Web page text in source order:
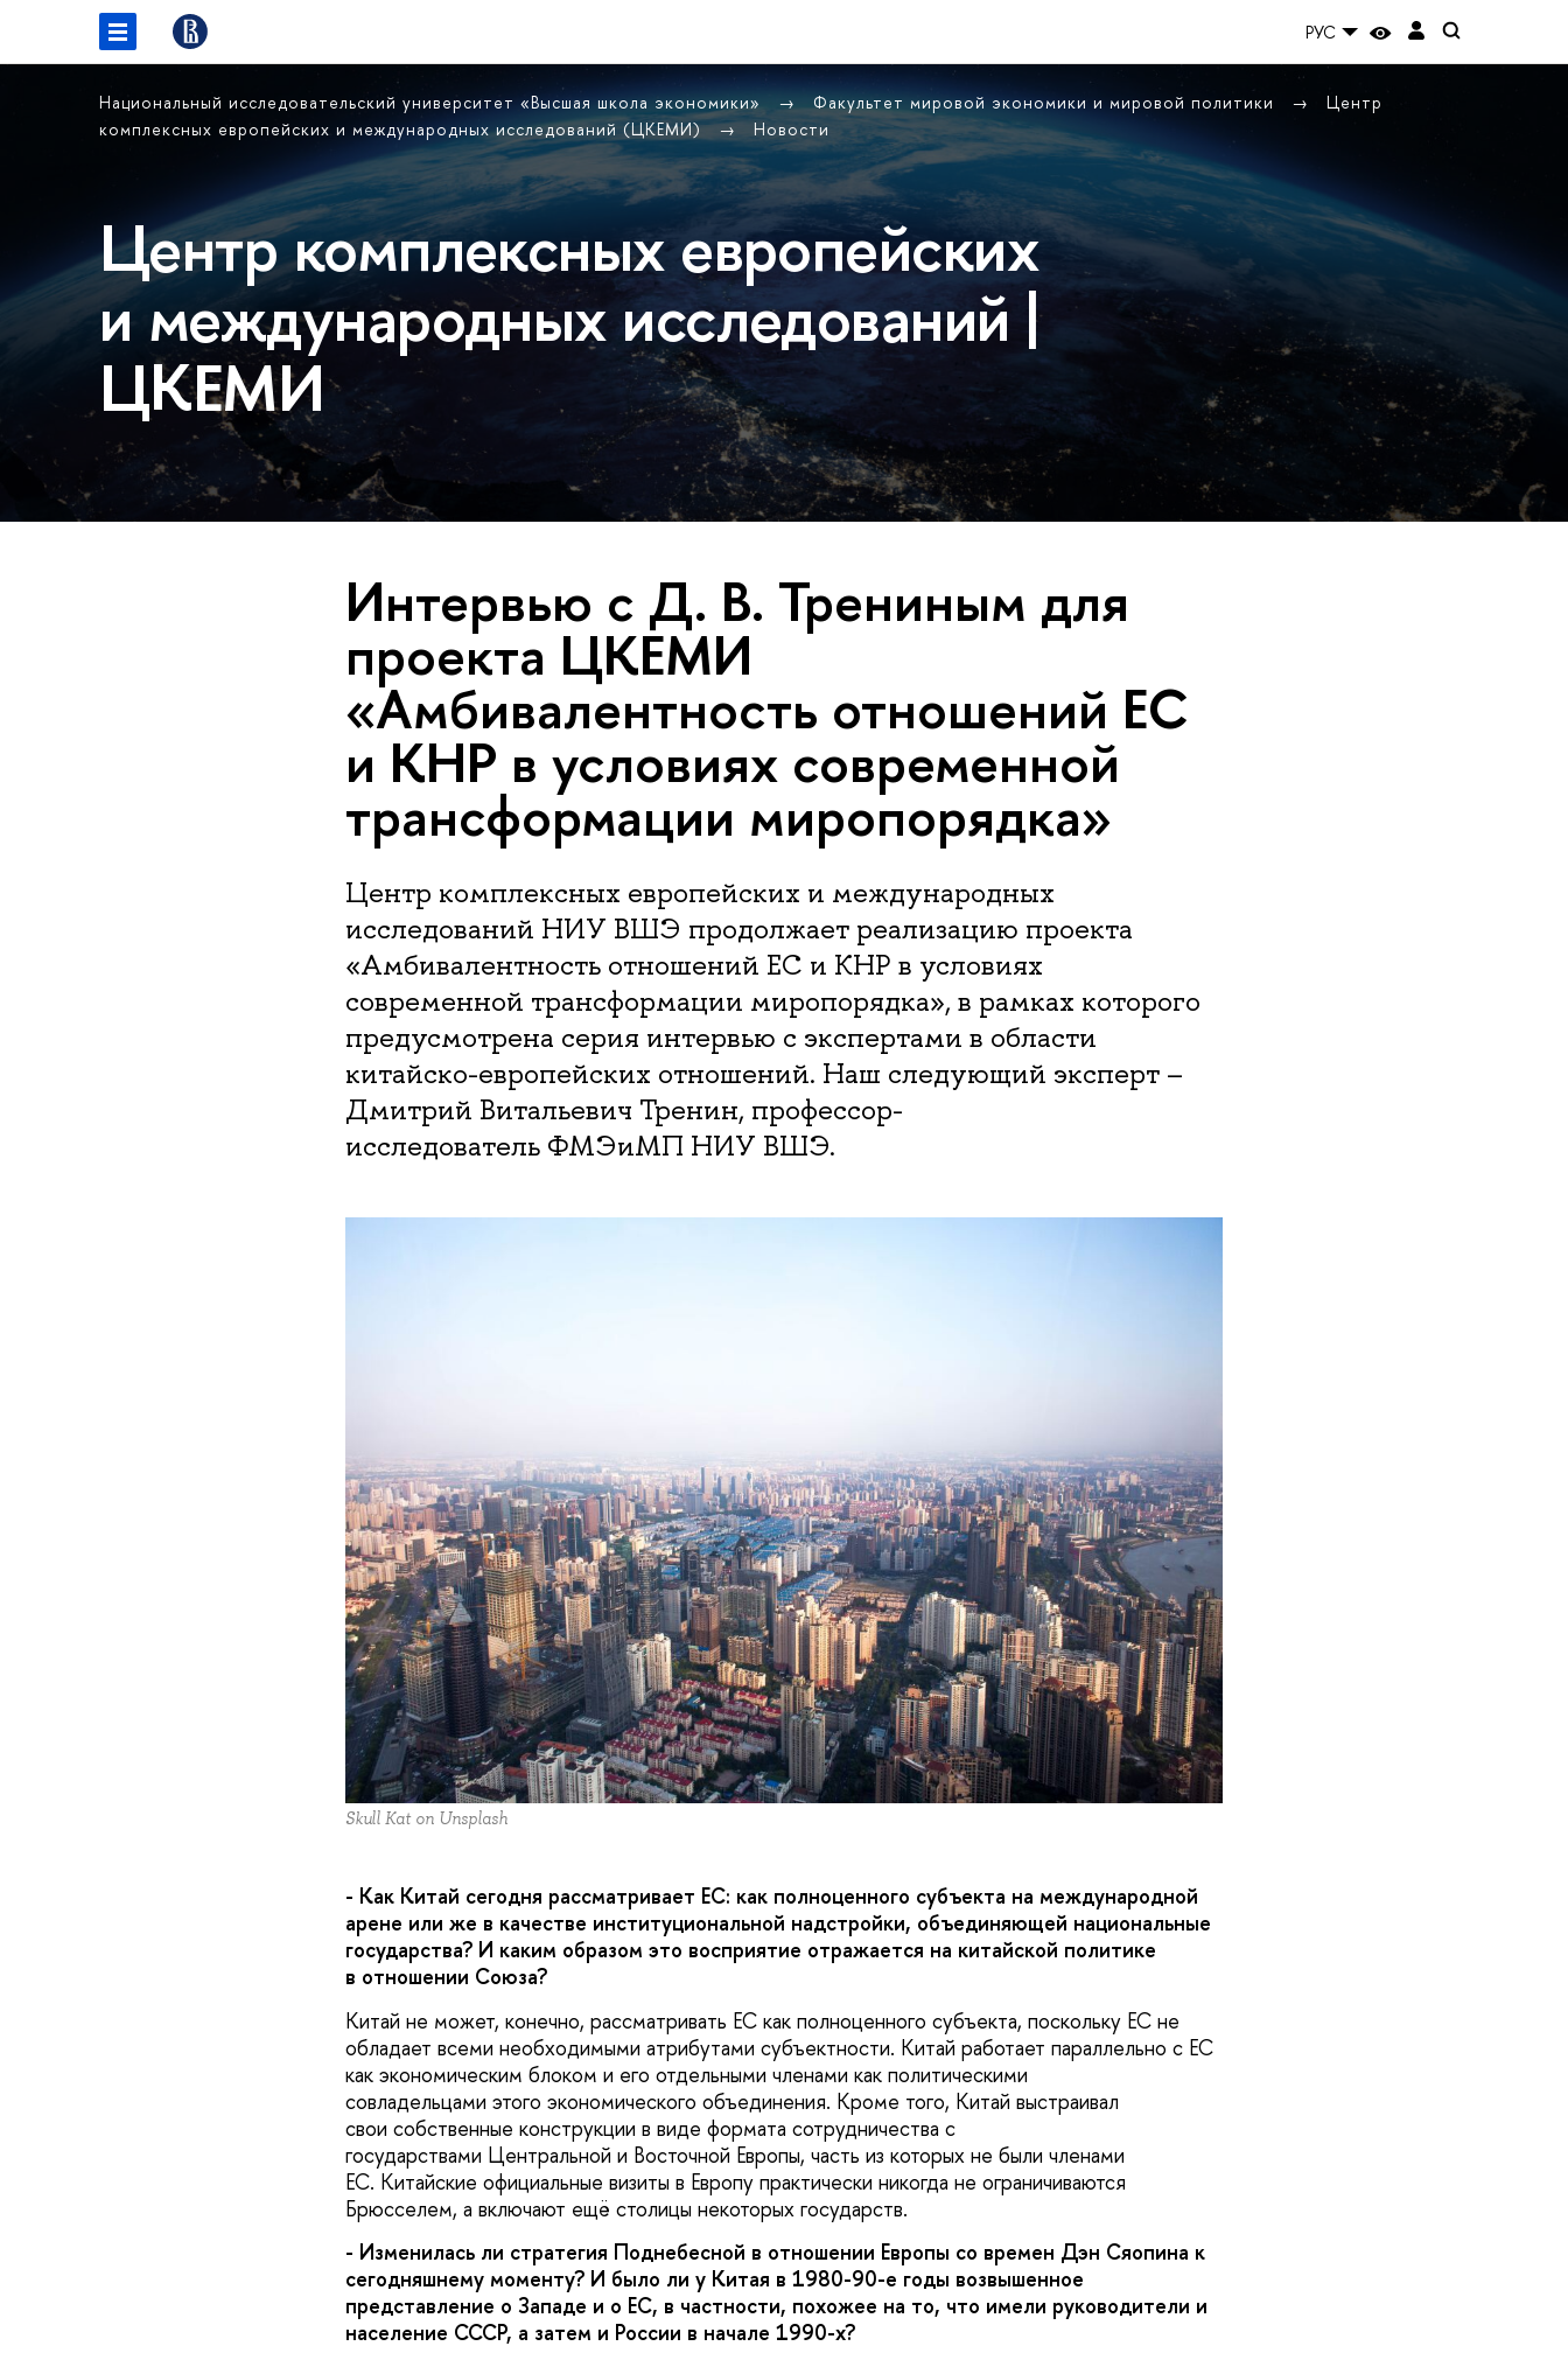
РУС
Национальный исследовательский университет «Высшая школа экономики» Факультет мировой экономики и мировой политики
Центр
комплексных европейских и международных исследований (ЦКЕМИ)
Новости
Центр комплексных европейских
и международных исследований |
ЦКЕМИ
Интервью с Д. В. Трениным для
проекта ЦКЕМИ
«Амбивалентность отношений ЕС
и КНР в условиях современной
трансформации миропорядка»
Центр комплексных европейских и международных
исследований НИУ ВШЭ продолжает реализацию проекта
«Амбивалентность отношений ЕС и КНР в условиях
современной трансформации миропорядка», в рамках которого
предусмотрена серия интервью с экспертами в области
китайско-европейских отношений. Наш следующий эксперт –
Дмитрий Витальевич Тренин, профессор-
исследователь ФМЭиМП НИУ ВШЭ.
Skull Kat on Unsplash
- Как Китай сегодня рассматривает ЕС: как полноценного субъекта на международной
арене или же в качестве институциональной надстройки, объединяющей национальные
государства? И каким образом это восприятие отражается на китайской политике
в отношении Союза?
Китай не может, конечно, рассматривать ЕС как полноценного субъекта, поскольку ЕС не
обладает всеми необходимыми атрибутами субъектности. Китай работает параллельно с ЕС
как экономическим блоком и его отдельными членами как политическими
совладельцами этого экономического объединения. Кроме того, Китай выстраивал
свои собственные конструкции в виде формата сотрудничества с
государствами Центральной и Восточной Европы, часть из которых не были членами
ЕС. Китайские официальные визиты в Европу практически никогда не ограничиваются
Брюсселем, а включают ещё столицы некоторых государств.
- Изменилась ли стратегия Поднебесной в отношении Европы со времен Дэн Сяопина к
сегодняшнему моменту? И было ли у Китая в 1980-90-е годы возвышенное
представление о Западе и о ЕС, в частности, похожее на то, что имели руководители и
население СССР, а затем и России в начале 1990-х?